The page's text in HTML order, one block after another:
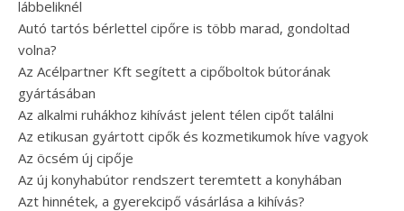
lábbeliknél
Autó tartós bérlettel cipőre is több marad, gondoltad
volna?
Az Acélpartner Kft segített a cipőboltok bútorának
gyártásában
Az alkalmi ruhákhoz kihívást jelent télen cipőt találni
Az etikusan gyártott cipők és kozmetikumok híve vagyok
Az öcsém új cipője
Az új konyhabútor rendszert teremtett a konyhában
Azt hinnétek, a gyerekcipő vásárlása a kihívás?